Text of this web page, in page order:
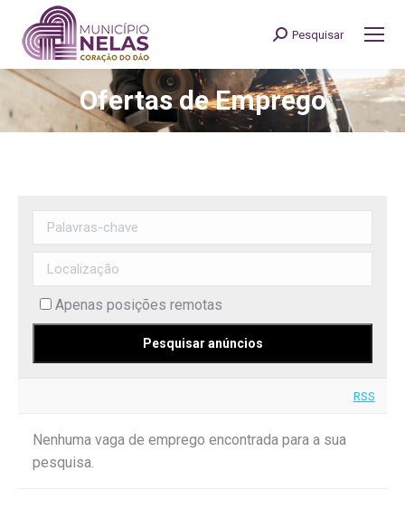
Search:
Pesquisar
Ofertas de Emprego
You are here:
Apenas posições remotas
RSS
Nenhuma vaga de emprego encontrada para a sua
pesquisa.